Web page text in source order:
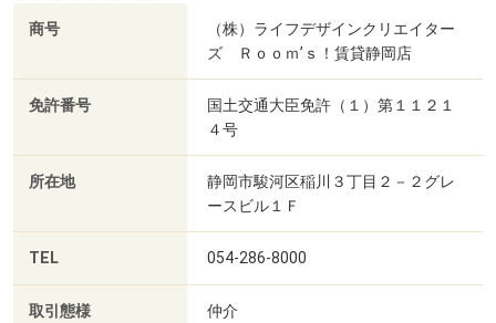
商号
（株）ライフデザインクリエイター
ズ Ｒｏｏｍ’ｓ！賃貸静岡店
免許番号
国土交通大臣免許（１）第１１２１
４号
所在地
静岡市駿河区稲川３丁目２－２グレ
ースビル１Ｆ
TEL 054-286-8000
取引態様 仲介